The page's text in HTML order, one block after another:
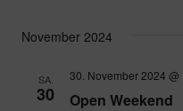
wählen.
November 2024
SA.
30 Open Weekend
30. November 2024 @